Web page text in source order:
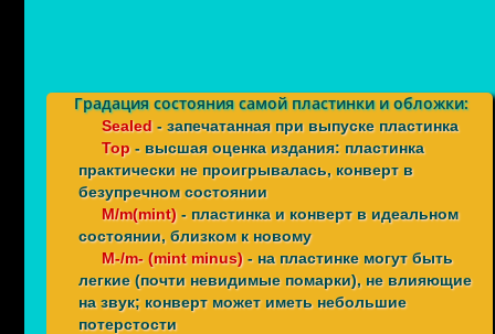
Градация состояния самой пластинки и обложки:
Sealed- запечатанная при выпуске пластинка
Top- высшая оценка издания: пластинка
практически не проигрывалась, конверт в
безупречном состоянии
M/m(mint)- пластинка и конверт в идеальном
состоянии, близком к новому
M-/m- (mint minus)- на пластинке могут быть
легкие (почти невидимые помарки), не влияющие
на звук; конверт может иметь небольшие
потерстости